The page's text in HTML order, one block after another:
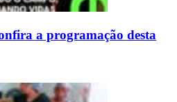
a programação desta